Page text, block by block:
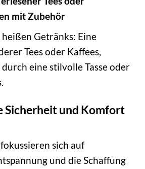
mit Zubehör
Getränks: Eine
Tees oder Kaffees,
eine stilvolle Tasse oder
Sicherheit und Komfort
sich auf
und die Schaffung